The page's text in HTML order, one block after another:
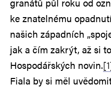
ke znatelnému
našich západních
jak a čím zakrýt, až si
Hospodářských novin.
Fiala by si měl